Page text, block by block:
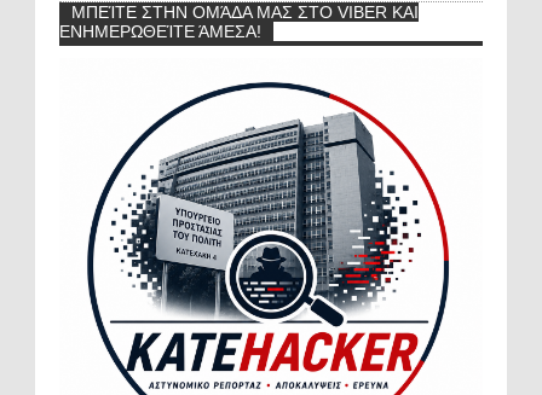
ΜΠΕΊΤΕ ΣΤΗΝ ΟΜΆΔΑ ΜΑΣ ΣΤΟ VIBER ΚΑΙ
ΕΝΗΜΕΡΩΘΕΊΤΕ ΆΜΕΣΑ!